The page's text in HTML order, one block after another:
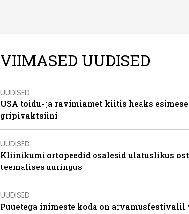
VIIMASED UUDISED
UUDISED
USA toidu- ja ravimiamet kiitis heaks
gripivaktsiini
UUDISED
Kliinikumi ortopeedid osalesid ulatuslikus
teemalises uuringus
UUDISED
Puuetega inimeste koda on arvamusfestivalil